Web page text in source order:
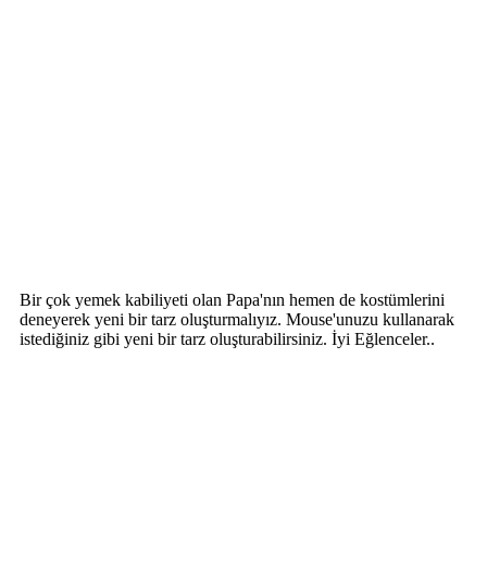
Bir çok yemek kabiliyeti olan Papa'nın hemen de kostümlerini
deneyerek yeni bir tarz oluşturmalıyız. Mouse'unuzu kullanarak
istediğiniz gibi yeni bir tarz oluşturabilirsiniz. İyi Eğlenceler..